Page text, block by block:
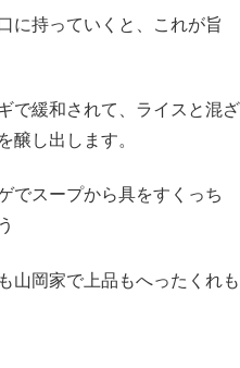
に持っていくと、これが旨
で緩和されて、ライスと混ざ
醸し出します。
スープから具をすくっち
山岡家で上品もへったくれも